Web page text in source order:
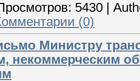
5430
(0)
Министру
некоммерческим